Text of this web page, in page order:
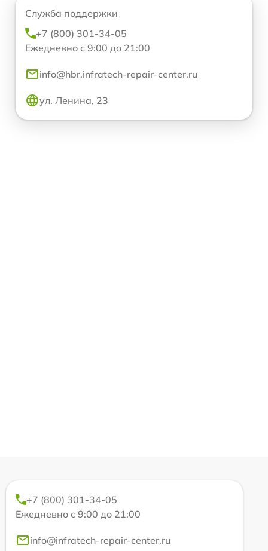
Служба поддержки
+7 (800) 301-34-05
Ежедневно с 9:00 до 21:00
info@hbr.infratech-repair-center.ru
ул. Ленина, 23
+7 (800) 301-34-05
Ежедневно с 9:00 до 21:00
info@infratech-repair-center.ru